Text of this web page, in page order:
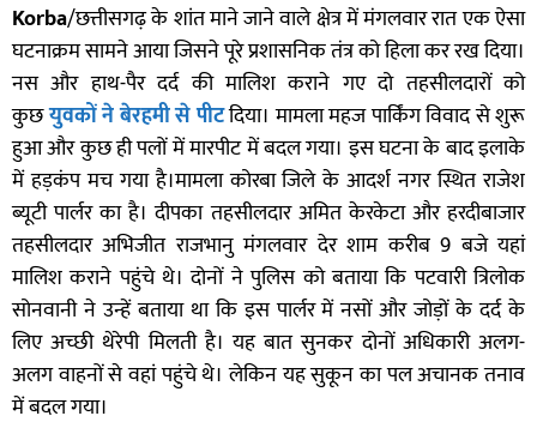
Korba/छत्तीसगढ़ के शांत माने जाने वाले क्षेत्र में मंगलवार रात एक ऐसा
घटनाक्रम सामने आया जिसने पूरे प्रशासनिक तंत्र को हिला कर रख दिया।
नस और हाथ-पैर दर्द की मालिश कराने गए दो तहसीलदारों को
कुछयुवकों ने बेरहमी से पीटदिया। मामला महज पार्किंग विवाद से शुरू
हुआ और कुछ ही पलों में मारपीट में बदल गया। इस घटना के बाद इलाके
में हड़कंप मच गया है।मामला कोरबा जिले के आदर्श नगर स्थित राजेश
ब्यूटी पार्लर का है। दीपका तहसीलदार अमित केरकेटा और हरदीबाजार
तहसीलदार अभिजीत राजभानु मंगलवार देर शाम करीब 9 बजे यहां
मालिश कराने पहुंचे थे। दोनों ने पुलिस को बताया कि पटवारी त्रिलोक
सोनवानी ने उन्हें बताया था कि इस पार्लर में नसों और जोड़ों के दर्द के
लिए अच्छी थेरेपी मिलती है। यह बात सुनकर दोनों अधिकारी अलग-
अलग वाहनों से वहां पहुंचे थे। लेकिन यह सुकून का पल अचानक तनाव
में बदल गया।